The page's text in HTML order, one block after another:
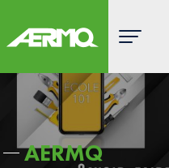
content
AERMQ